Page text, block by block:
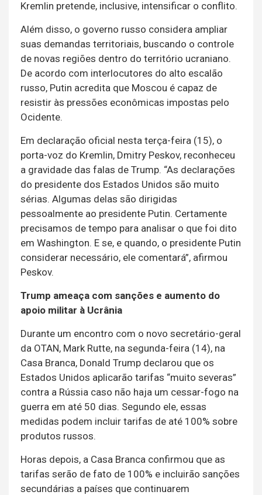
Kremlin pretende, inclusive, intensificar o conflito.
Além disso, o governo russo considera ampliar
suas demandas territoriais, buscando o controle
de novas regiões dentro do território ucraniano.
De acordo com interlocutores do alto escalão
russo, Putin acredita que Moscou é capaz de
resistir às pressões econômicas impostas pelo
Ocidente.
Em declaração oficial nesta terça-feira (15), o
porta-voz do Kremlin, Dmitry Peskov, reconheceu
a gravidade das falas de Trump. “As declarações
do presidente dos Estados Unidos são muito
sérias. Algumas delas são dirigidas
pessoalmente ao presidente Putin. Certamente
precisamos de tempo para analisar o que foi dito
em Washington. E se, e quando, o presidente Putin
considerar necessário, ele comentará”, afirmou
Peskov.
Trump ameaça com sanções e aumento do
apoio militar à Ucrânia
Durante um encontro com o novo secretário-geral
da OTAN, Mark Rutte, na segunda-feira (14), na
Casa Branca, Donald Trump declarou que os
Estados Unidos aplicarão tarifas “muito severas”
contra a Rússia caso não haja um cessar-fogo na
guerra em até 50 dias. Segundo ele, essas
medidas podem incluir tarifas de até 100% sobre
produtos russos.
Horas depois, a Casa Branca confirmou que as
tarifas serão de fato de 100% e incluirão sanções
secundárias a países que continuarem